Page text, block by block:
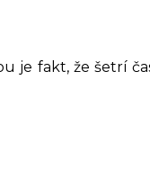
je fakt, že šetrí